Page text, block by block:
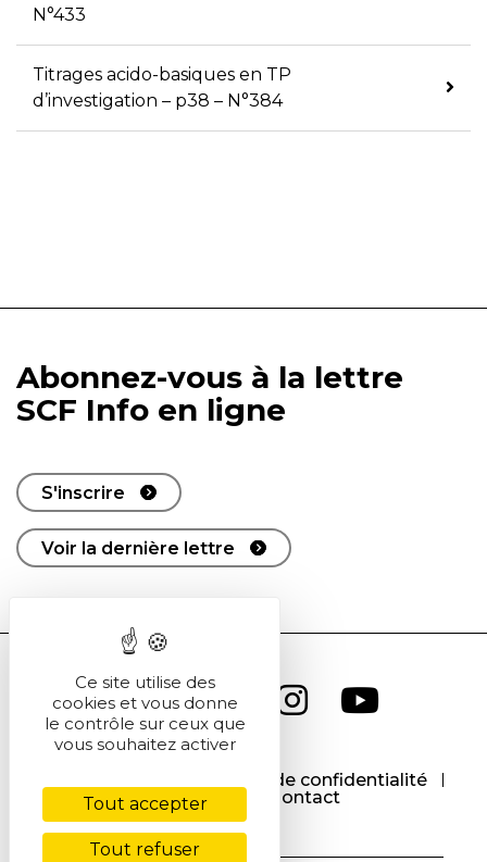
N°433
Titrages acido-basiques en TP
d’investigation – p38 – N°384
Abonnez-vous à la lettre
SCF Info en ligne
S'inscrire
Voir la dernière lettre
Politique de confidentialité
Cookies
Contact
Ce site utilise des
cookies et vous donne
le contrôle sur ceux que
vous souhaitez activer
Tout accepter
Tout refuser